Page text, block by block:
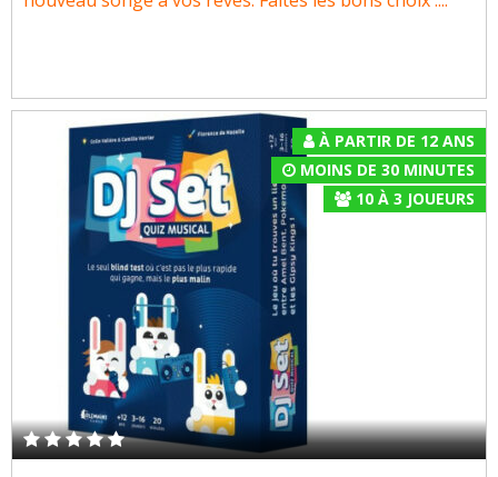
À PARTIR DE 12 ANS
MOINS DE 30 MINUTES
10À 3 JOUEURS